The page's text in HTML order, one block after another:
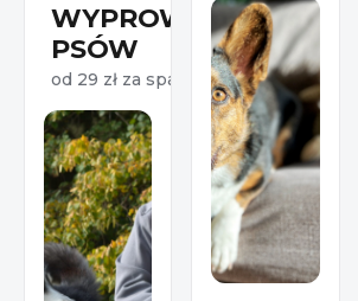
WYPROWADZANIE
PSÓW
od 29 zł za spacer